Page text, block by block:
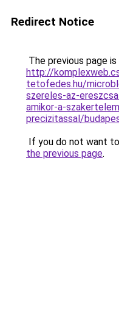
Redirect Notice
The previous page
http://
tetofedes.hu/
szereles-az-
amikor-a-
precizitassal/
If you do not want
the previous page.